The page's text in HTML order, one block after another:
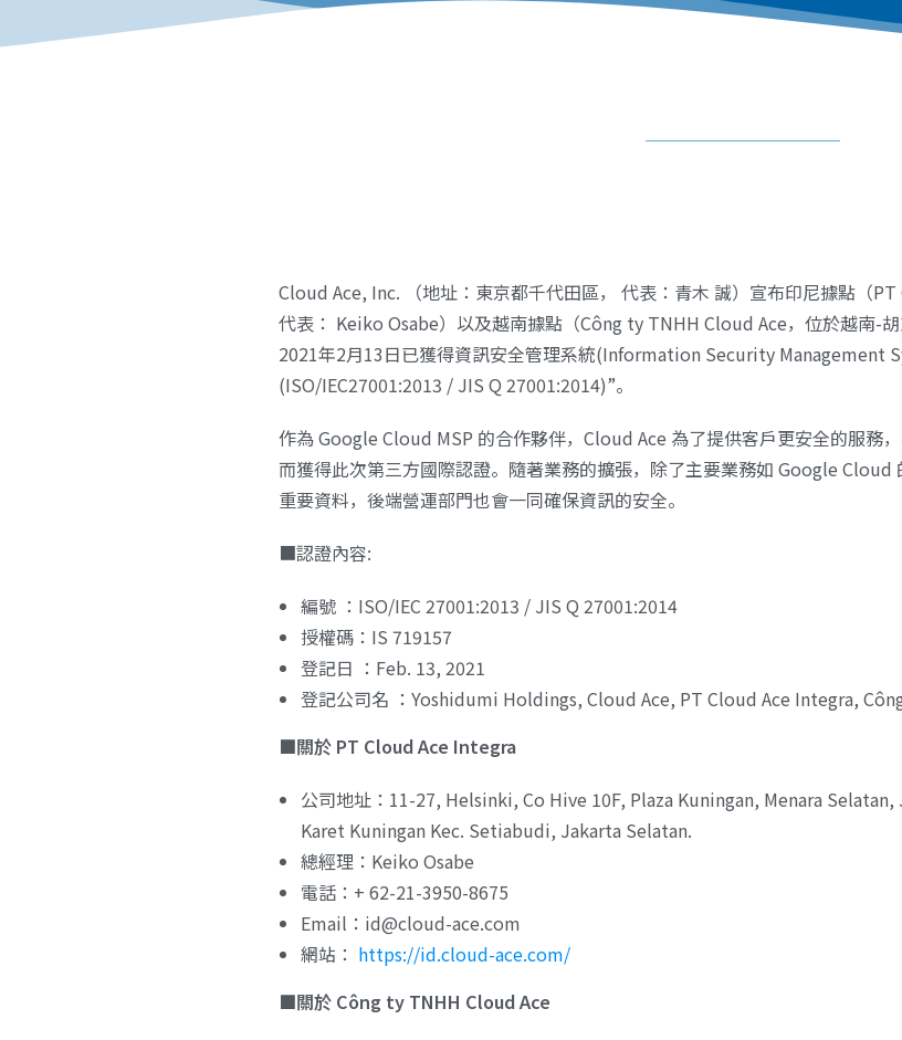
Cloud Ace, Inc. （地址：東京都千代田區， 代表：青木 誠）宣布印尼據點（
代表： Keiko Osabe）以及越南據點（Công ty TNHH Cloud Ace，位於越南-
2021年2月13日已獲得資訊安全管理系統(Information Security Management
(ISO/IEC27001:2013 / JIS Q 27001:2014)”。
作為 Google Cloud MSP 的合作夥伴，Cloud Ace 為了提供客戶更安全的服務
而獲得此次第三方國際認證。隨著業務的擴張，除了主要業務如 Google Cloud
重要資料，後端營運部門也會一同確保資訊的安全。
■認證內容:
編號 ：ISO/IEC 27001:2013 / JIS Q 27001:2014
授權碼：IS 719157
登記日 ：Feb. 13, 2021
登記公司名 ：Yoshidumi Holdings, Cloud Ace, PT Cloud Ace Integra,
■關於 PT Cloud Ace Integra
公司地址：11-27, Helsinki, Co Hive 10F, Plaza Kuningan, Menara Selatan,
Karet Kuningan Kec. Setiabudi, Jakarta Selatan.
總經理：Keiko Osabe
電話：+ 62-21-3950-8675
Email：id@cloud-ace.com
網站： https://id.cloud-ace.com/
■關於 Công ty TNHH Cloud Ace